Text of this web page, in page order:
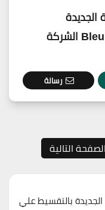
الجديدة
(19839)20+ Bleu vert new capital الشركة
رسالة
الصفحة التالية
بالتقسيط علي